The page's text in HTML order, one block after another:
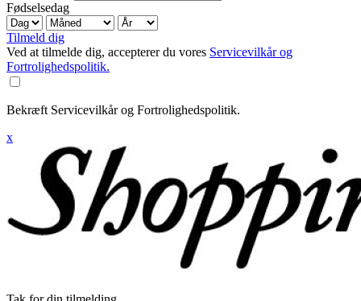
Fødselsedag
Tilmeld dig
Ved at tilmelde dig, accepterer du vores Servicevilkår og
Fortrolighedspolitik.
Bekræft Servicevilkår og Fortrolighedspolitik.
x